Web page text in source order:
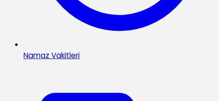
Namaz Vakitleri